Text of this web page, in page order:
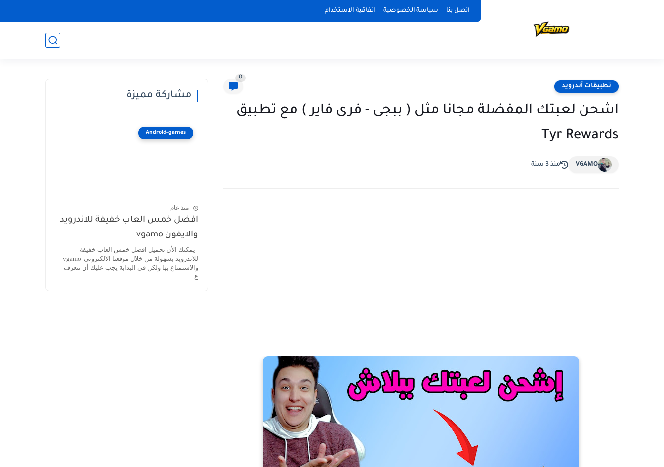
اتصل بنا سياسة الخصوصية اتفاقية الاستخدام
تطبيقات أندرويد
0
اشحن لعبتك المفضلة مجانا مثل ( ببجى - فرى فاير ) مع تطبيق
Tyr Rewards
VGAMO منذ 3 سنة
مشاركة مميزة
Android-games
منذ عام
افضل خمس العاب خفيفة للاندرويد
والايفون vgamo
يمكنك الأن تحميل افضل خمس العاب خفيفة
للاندرويد بسهولة من خلال موقعنا الالكتروني vgamo
والاستمتاع بها ولكن في البداية يجب عليك أن تتعرف
ع...